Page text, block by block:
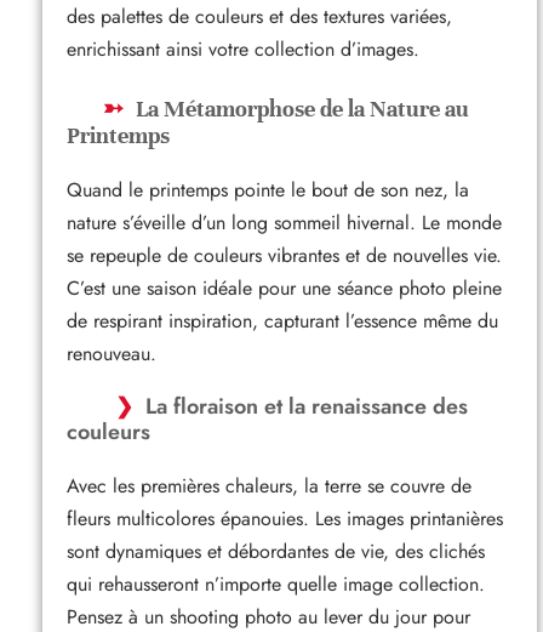
des palettes de couleurs et des textures variées,
enrichissant ainsi votre collection d’images.
La Métamorphose de la Nature au
Printemps
Quand le printemps pointe le bout de son nez, la
nature s’éveille d’un long sommeil hivernal. Le monde
se repeuple de couleurs vibrantes et de nouvelles vie.
C’est une saison idéale pour une séance photo pleine
de respirant inspiration, capturant l’essence même du
renouveau.
La floraison et la renaissance des
couleurs
Avec les premières chaleurs, la terre se couvre de
fleurs multicolores épanouies. Les images printanières
sont dynamiques et débordantes de vie, des clichés
qui rehausseront n’importe quelle image collection.
Pensez à un shooting photo au lever du jour pour